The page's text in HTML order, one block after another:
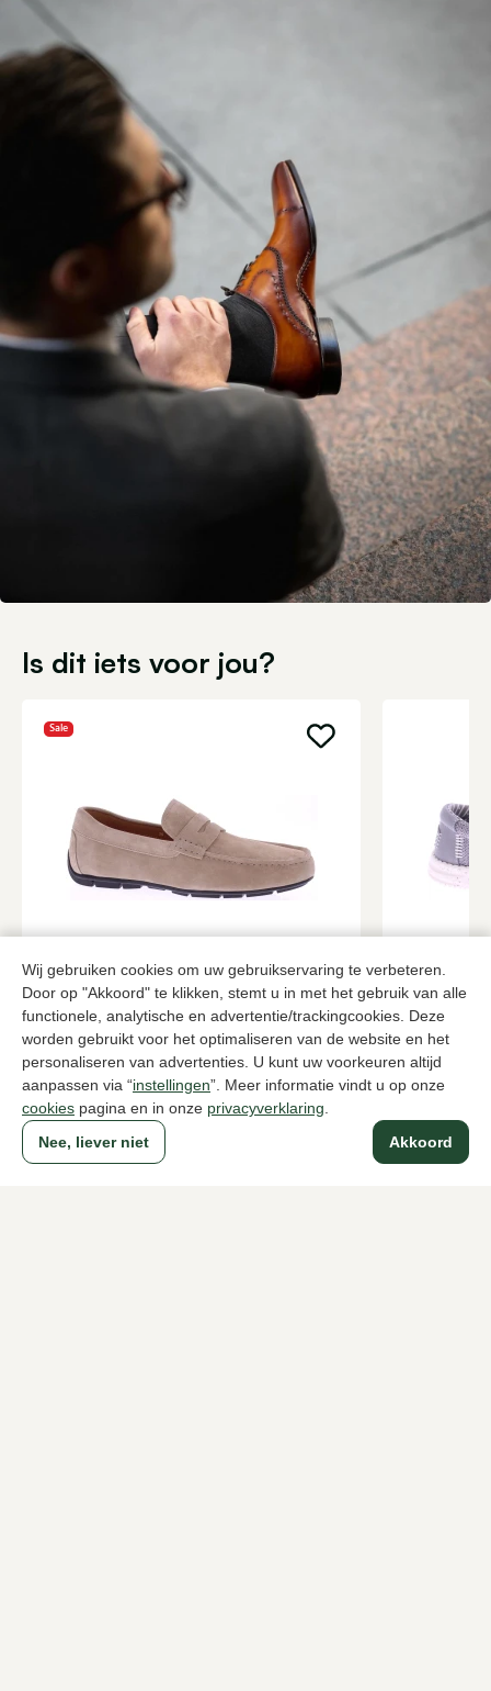
Wij gebruiken cookies om uw gebruikservaring te verbeteren.
Door op "Akkoord" te klikken, stemt u in met het gebruik van alle
functionele, analytische en advertentie/trackingcookies. Deze
worden gebruikt voor het optimaliseren van de website en het
personaliseren van advertenties. U kunt uw voorkeuren altijd
aanpassen via “instellingen”. Meer informatie vindt u op onze
cookies pagina en in onze privacyverklaring
Akkoord
Nee, liever niet
Is dit iets voor jou?
Sale
Daniel Kenneth
Zandkleur instappers heren
119,9572,00
Hey Dude
Grijze
59,99
Naar alle producten